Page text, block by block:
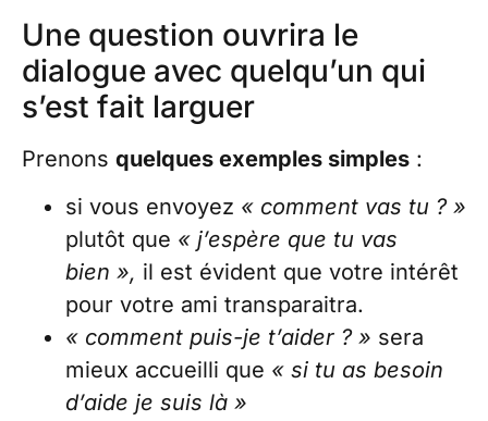
Une question ouvrira le
dialogue avec quelqu’un qui
s’est fait larguer
Prenons quelques exemples simples :
si vous envoyez « comment vas tu ? »
plutôt que « j’espère que tu vas
bien », il est évident que votre intérêt
pour votre ami transparaitra.
« comment puis-je t’aider ? » sera
mieux accueilli que « si tu as besoin
d’aide je suis là »